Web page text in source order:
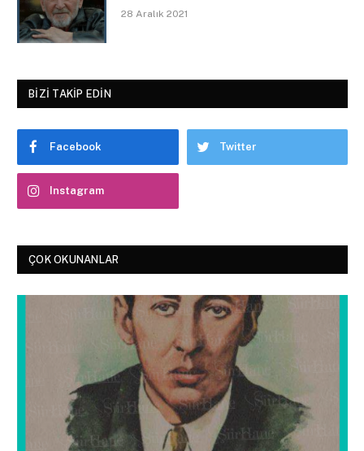
28 Aralık 2021
BIZI TAKIP EDIN
Facebook Twitter
Instagram
ÇOK OKUNANLAR